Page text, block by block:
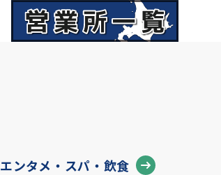
エンタメ・スパ・飲食